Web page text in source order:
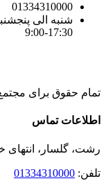
01334310000
شنبه الی
9:00-17:30
تمام حقوق برای
Instagram
LinkedIn
Toggle
Bar
Area
اطلاعات تماس
رشت، گلسار، انتهای
تلفن: 01334310000